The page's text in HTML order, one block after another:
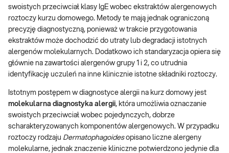
swoistych przeciwciał klasy IgE wobec ekstraktów alergenowych
roztoczy kurzu domowego. Metody te mają jednak ograniczoną
precyzję diagnostyczną, ponieważ w trakcie przygotowania
ekstraktów może dochodzić do utraty lub degradacji istotnych
alergenów molekularnych. Dodatkowo ich standaryzacja opiera się
głównie na zawartości alergenów grupy 1 i 2, co utrudnia
identyfikację uczuleń na inne klinicznie istotne składniki roztoczy.
Istotnym postępem w diagnostyce alergii na kurz domowy jest
molekularna diagnostyka alergii, która umożliwia oznaczanie
swoistych przeciwciał wobec pojedynczych, dobrze
scharakteryzowanych komponentów alergenowych. W przypadku
roztoczy rodzaju Dermatophagoidesopisano liczne alergeny
molekularne, jednak znaczenie kliniczne potwierdzono jedynie dla